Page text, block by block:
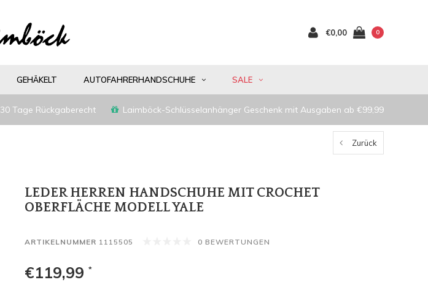
€0,00 0
GEHÄKELT AUTOFAHRERHANDSCHUHE SALE
30 Tage Rückgaberecht Laimböck-Schlüsselanhänger Geschenk mit Ausgaben ab €99,99
Zurück
LEDER HERREN HANDSCHUHE MIT CROCHET
OBERFLÄCHE MODELL YALE
ARTIKELNUMMER 1115505 0 BEWERTUNGEN
€119,99 *